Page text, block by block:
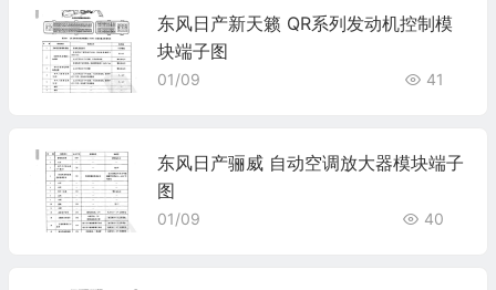
东风日产新天籁 QR系列发动机控制模
块端子图
01/09 41
东风日产骊威 自动空调放大器模块端子
图
01/09 40